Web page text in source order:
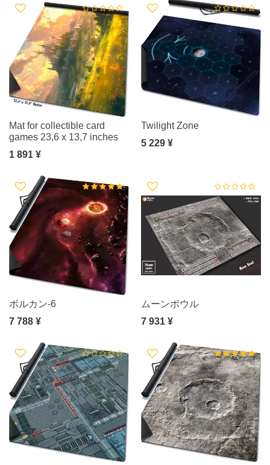
Mat for collectible card
games 23,6 x 13,7 inches
1 891 ¥
Twilight Zone
5 229 ¥
ボルカン-6
7 788 ¥
ムーンボウル
7 931 ¥